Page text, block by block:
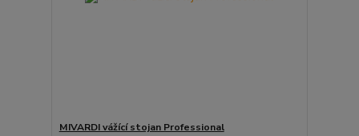
MIVARDI vážící stojan Professional